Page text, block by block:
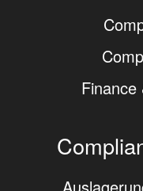
Finance